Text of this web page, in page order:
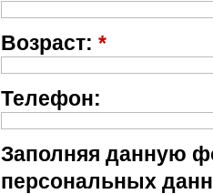
Возраст: *
Телефон:
Заполняя данную
персональных